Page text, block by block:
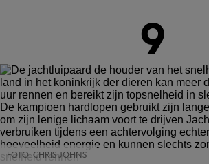
9
FOTO: CHRIS JOHNS